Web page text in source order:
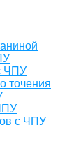
ЧПУ
точения
с ЧПУ